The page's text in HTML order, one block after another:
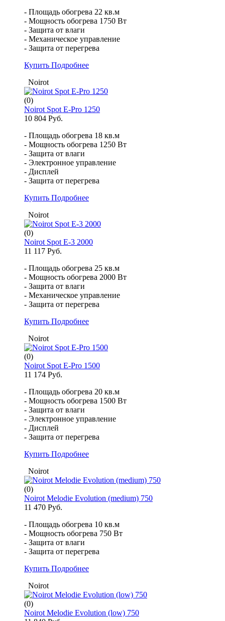
- Площадь обогрева 22 кв.м
- Мощность обогрева 1750 Вт
- Защита от влаги
- Механическое управление
- Защита от перегрева
Купить Подробнее
Noirot
(0)
Noirot Spot E-Pro 1250
10 804 Руб.
- Площадь обогрева 18 кв.м
- Мощность обогрева 1250 Вт
- Защита от влаги
- Электронное управление
- Дисплей
- Защита от перегрева
Купить Подробнее
Noirot
(0)
Noirot Spot E-3 2000
11 117 Руб.
- Площадь обогрева 25 кв.м
- Мощность обогрева 2000 Вт
- Защита от влаги
- Механическое управление
- Защита от перегрева
Купить Подробнее
Noirot
(0)
Noirot Spot E-Pro 1500
11 174 Руб.
- Площадь обогрева 20 кв.м
- Мощность обогрева 1500 Вт
- Защита от влаги
- Электронное управление
- Дисплей
- Защита от перегрева
Купить Подробнее
Noirot
(0)
Noirot Melodie Evolution (medium) 750
11 470 Руб.
- Площадь обогрева 10 кв.м
- Мощность обогрева 750 Вт
- Защита от влаги
- Защита от перегрева
Купить Подробнее
Noirot
(0)
Noirot Melodie Evolution (low) 750